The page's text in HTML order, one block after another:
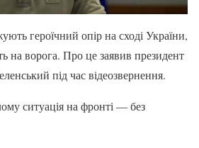
героїчний опір на сході України,
на ворога. Про це заявив президент
під час відеозвернення.
ситуація на фронті — без